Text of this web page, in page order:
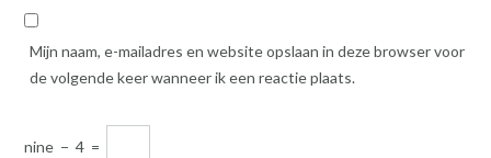
Mijn naam, e-mailadres en website opslaan in deze browser voor
de volgende keer wanneer ik een reactie plaats.
nine − 4 =